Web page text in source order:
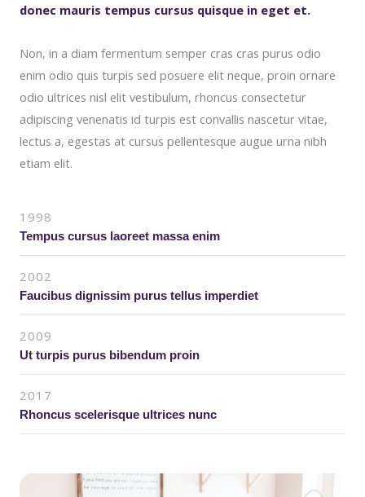
donec mauris tempus cursus quisque in eget et.
Non, in a diam fermentum semper cras cras purus odio
enim odio quis turpis sed posuere elit neque, proin ornare
odio ultrices nisl elit vestibulum, rhoncus consectetur
adipiscing venenatis id turpis est convallis nascetur vitae,
lectus a, egestas at cursus pellentesque augue urna nibh
etiam elit.
1998
Tempus cursus laoreet massa enim
2002
Faucibus dignissim purus tellus imperdiet
2009
Ut turpis purus bibendum proin
2017
Rhoncus scelerisque ultrices nunc